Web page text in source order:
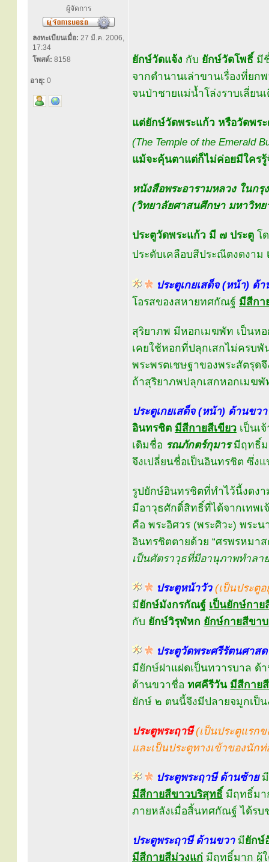
ผู้จัดการ
ลงทะเบียนเมื่อ: 27 มี.ค. 2006,
17:34
โพสต์: 8158
อายุ: 0
ยักษ์วัดแจ้ง กับ ยักษ์วัดโพธิ์ มี
จากตำนานเล่าขานเรื่องที่ยก
จนป่าชายแม่น้ำโล่งราบเลี่ยน
แต่ยักษ์วัดพระแก้ว หรือวัดพร
(The Temple of the Emerald
แม้จะคุ้นตาแต่ก็ไม่ค่อยมีใครรู้
หนังสือพระอารามหลวง ในกรุ
(วิทยาลัยศาสนศึกษา มหาวิท
ประตูวัดพระแก้ว มี ๗ ประตู โ
ประดับเคลือบสีประณีตงดงาม
ประตูเกยเสด็จ (หน้า) ด้
โอรสของสหายทศกัณฐ์ มีสีกา
สุริยาภพ มีหอกเมฆพัท เป็นหอ
เคยใช้หอกที่ปลุกเสกไม่ครบ
พระพรตเชษฐาของพระสัตรุด
ถ้าสุริยาภพปลุกเสกหอกเมฆ
ประตูเกยเสด็จ (หน้า) ด้านขวา
อินทรชิต มีสีกายสีเขียว เป็นเ
เดิมชื่อ รณภักตร์กุมารมีฤทธิ์ม
จึงเปลี่ยนชื่อเป็นอินทรชิต ซึ่ง
รูปยักษ์อินทรชิตที่ทำไว้นี้งดง
มีอาวุธศักดิ์สิทธิ์ที่ได้จากเทพเ
คือ พระอิศวร (พระศิวะ) พระ
อินทรชิตตายด้วย “ศรพรหมา
เป็นศัตราวุธที่มีอานุภาพทำลา
ประตูหน้าวัว (เป็นประตู
มียักษ์มังกรกัณฐ์ เป็นยักษ์กาย
กับ ยักษ์วิรุฬหก ยักษ์กายสีขา
ประตูวัดพระศรีรัตนศาส
มียักษ์ฝาแฝดเป็นทวารบาล ด้
ด้านขวาชื่อ ทศคีรีวัน มีสีกาย
ยักษ์ ๒ ตนนี้จึงมีปลายจมูกเป็น
ประตูพระฤาษี(เป็นประตูแรก
และเป็นประตูทางเข้าของนักท่
ประตูพระฤาษี ด้านซ้าย มี
มีสีกายสีขาวบริสุทธิ์ มีฤทธิ์มา
ภายหลังเมื่อสิ้นทศกัณฐ์ ได้รบ
ประตูพระฤาษี ด้านขวา มียักษ์
มีสีกายสีม่วงแก่ มีฤทธิ์มาก ผู้